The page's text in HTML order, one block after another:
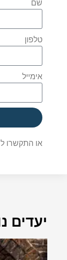
שם
טלפון
אימייל
או התקשרו ל – 050-751-
יעדים